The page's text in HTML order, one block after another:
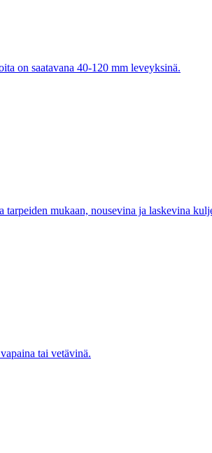
on saatavana 40-120 mm leveyksinä.
mukaan, nousevina ja laskevina
tai vetävinä.